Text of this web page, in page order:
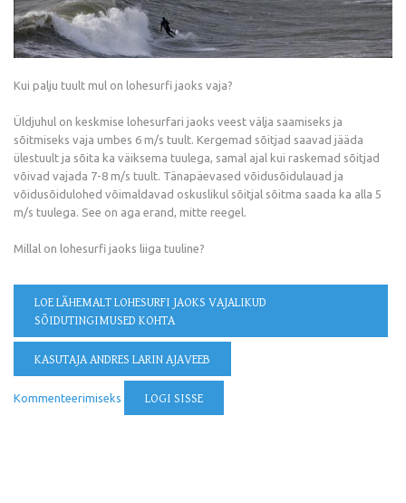
Kui palju tuult mul on lohesurfi jaoks vaja?
Üldjuhul on keskmise lohesurfari jaoks veest välja saamiseks ja
sõitmiseks vaja umbes 6 m/s tuult. Kergemad sõitjad saavad jääda
ülestuult ja sõita ka väiksema tuulega, samal ajal kui raskemad sõitjad
võivad vajada 7-8 m/s tuult. Tänapäevased võidusõidulauad ja
võidusõidulohed võimaldavad oskuslikul sõitjal sõitma saada ka alla 5
m/s tuulega. See on aga erand, mitte reegel.
Millal on lohesurfi jaoks liiga tuuline?
LOE LÄHEMALTLOHESURFI JAOKS VAJALIKUD
SÕIDUTINGIMUSED KOHTA
KASUTAJA ANDRES LARIN AJAVEEB
Kommenteerimiseks LOGI SISSE